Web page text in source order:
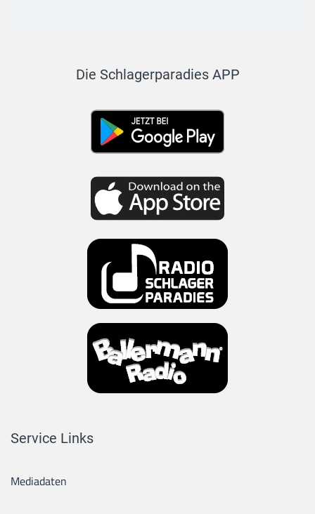
Die Schlagerparadies APP
Service Links
Mediadaten